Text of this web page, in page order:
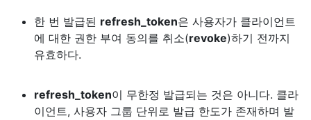
한 번 발급된 refresh_token은 사용자가 클라이언트
에 대한 권한 부여 동의를 취소(revoke)하기 전까지
유효하다.
refresh_token이 무한정 발급되는 것은 아니다. 클라
이언트, 사용자 그룹 단위로 발급 한도가 존재하며 발